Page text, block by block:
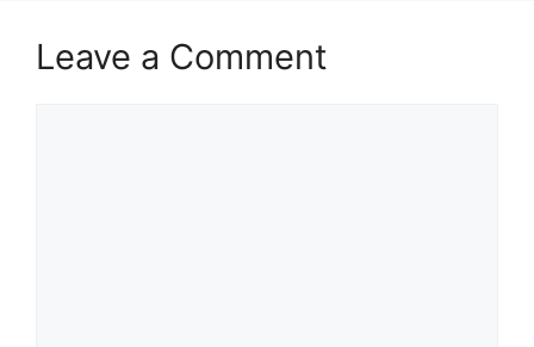
Leave a Comment